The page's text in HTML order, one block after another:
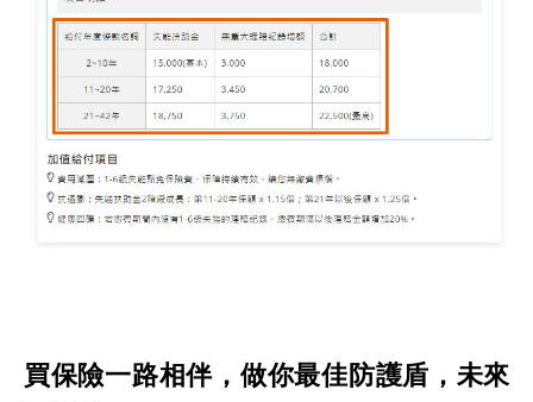
買保險一路相伴，做你最佳防護盾，未來